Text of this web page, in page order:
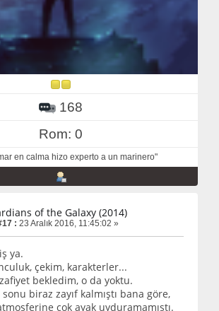
168
Rom: 0
en calma hizo experto a un marinero"
of the Galaxy (2014)
: 23 Aralık 2016, 11:45:02 »
ya.
çekim, karakterler...
bekledim, o da yoktu.
biraz zayıf kalmıştı bana göre,
çok ayak uyduramamıştı.